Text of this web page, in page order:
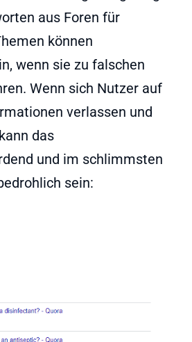
aus Foren für
können
wenn sie zu falschen
Wenn sich Nutzer auf
verlassen und
das
und im schlimmsten
sein: